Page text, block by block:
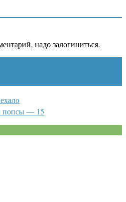
надо залогиниться.
попсы — 15